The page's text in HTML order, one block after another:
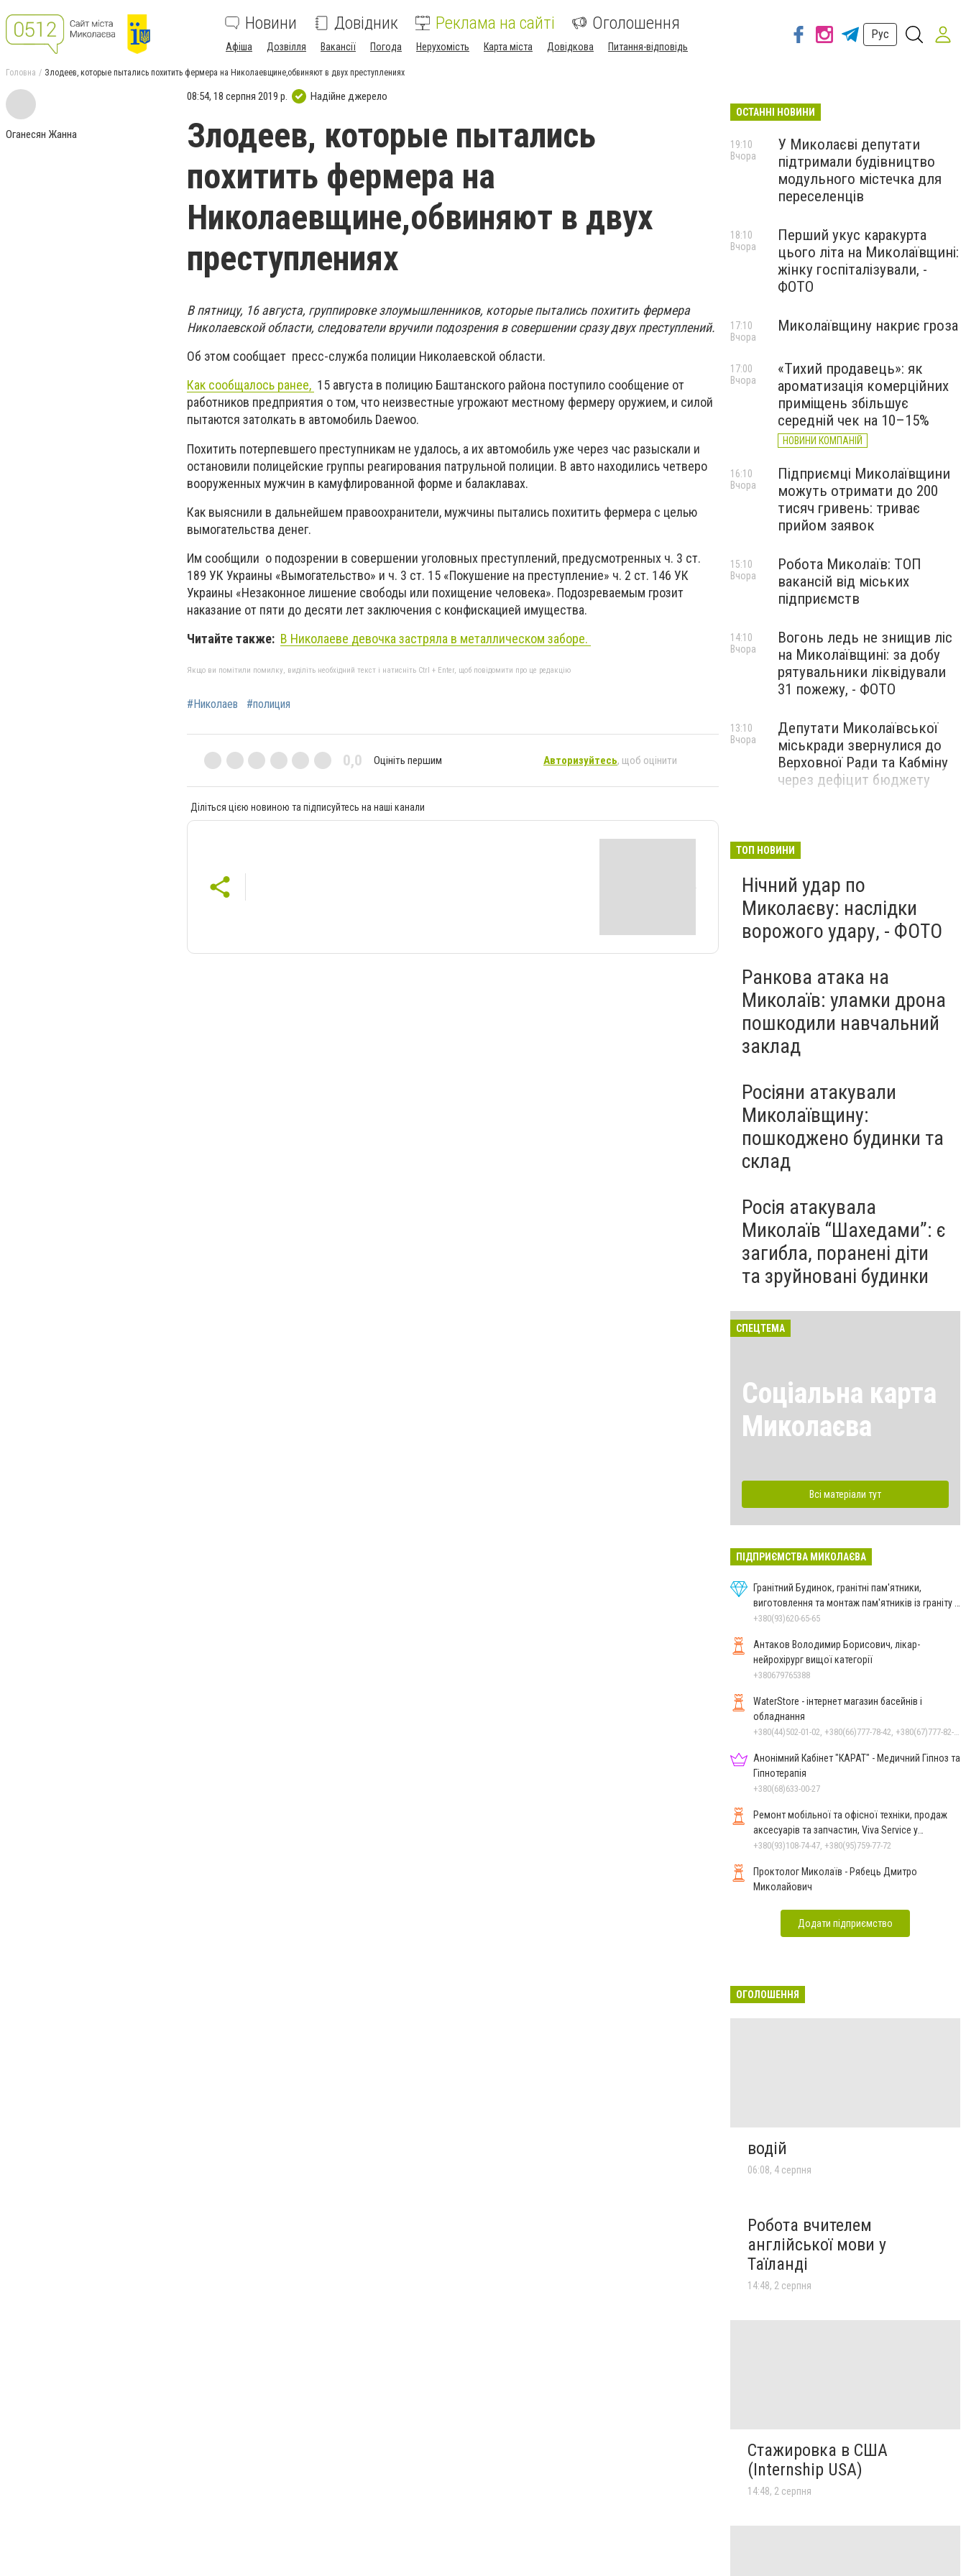
Новини Довідник Реклама на сайті Оголошення
Афіша Дозвілля Вакансії Погода Нерухомість Карта міста Довідкова Питання-відповідь
Рус
Головна Злодеев, которые пытались похитить фермера на Николаевщине,обвиняют в двух преступлениях
Оганесян Жанна
08:54, 18 серпня 2019 р. Надійне джерело
Злодеев, которые пытались
похитить фермера на
Николаевщине,обвиняют в двух
преступлениях
В пятницу, 16 августа, группировке злоумышленников, которые пытались похитить фермера
Николаевской области, следователи вручили подозрения в совершении сразу двух преступлений.
Об этом сообщает пресс-служба полиции Николаевской области.
Как сообщалось ранее, 15 августа в полицию Баштанского района поступило сообщение от
работников предприятия о том, что неизвестные угрожают местному фермеру оружием, и силой
пытаются затолкать в автомобиль Daewoo.
Похитить потерпевшего преступникам не удалось, а их автомобиль уже через час разыскали и
остановили полицейские группы реагирования патрульной полиции. В авто находились четверо
вооруженных мужчин в камуфлированной форме и балаклавах.
Как выяснили в дальнейшем правоохранители, мужчины пытались похитить фермера с целью
вымогательства денег.
Им сообщили о подозрении в совершении уголовных преступлений, предусмотренных ч. 3 ст.
189 УК Украины «Вымогательство» и ч. 3 ст. 15 «Покушение на преступление» ч. 2 ст. 146 УК
Украины «Незаконное лишение свободы или похищение человека». Подозреваемым грозит
наказание от пяти до десяти лет заключения с конфискацией имущества.
Читайте также: В Николаеве девочка застряла в металлическом заборе.
Якщо ви помітили помилку, виділіть необхідний текст і натисніть Ctrl + Enter, щоб повідомити про це редакцію
#Николаев #полиция
0,0 Оцініть першим Авторизуйтесь, щоб оцінити
Діліться цією новиною та підписуйтесь на наші канали
ОСТАННІ НОВИНИ
У Миколаєві депутати
підтримали будівництво
модульного містечка для
переселенців
19:10
Вчора
Перший укус каракурта
цього літа на Миколаївщині:
жінку госпіталізували, -
ФОТО
18:10
Вчора
Миколаївщину накриє гроза
17:10
Вчора
«Тихий продавець»: як
ароматизація комерційних
приміщень збільшує
середній чек на 10–15%
НОВИНИ КОМПАНІЙ
17:00
Вчора
Підприємці Миколаївщини
можуть отримати до 200
тисяч гривень: триває
прийом заявок
16:10
Вчора
Робота Миколаїв: ТОП
вакансій від міських
підприємств
15:10
Вчора
Вогонь ледь не знищив ліс
на Миколаївщині: за добу
рятувальники ліквідували
31 пожежу, - ФОТО
14:10
Вчора
Депутати Миколаївської
міськради звернулися до
Верховної Ради та Кабміну
через дефіцит бюджету
13:10
Вчора
ТОП НОВИНИ
Нічний удар по
Миколаєву: наслідки
ворожого удару, - ФОТО
Ранкова атака на
Миколаїв: уламки дрона
пошкодили навчальний
заклад
Росіяни атакували
Миколаївщину:
пошкоджено будинки та
склад
Росія атакувала
Миколаїв “Шахедами”: є
загибла, поранені діти
та зруйновані будинки
СПЕЦТЕМА
Соціальна карта
Миколаєва
Всі матеріали тут
ПІДПРИЄМСТВА МИКОЛАЄВА
Гранітний Будинок, гранітні пам'ятники,
виготовлення та монтаж пам'ятників із граніту в
Миколаєві
+380(93)620-65-65
Антаков Володимир Борисович, лікар-
нейрохірург вищої категорії
+380679765388
WaterStore - інтернет магазин басейнів і
обладнання
Анонімний Кабінет "КАРАТ" - Медичний Гіпноз та
Гіпнотерапія
+380(68)633-00-27
Ремонт мобільної та офісної техніки, продаж
аксесуарів та запчастин, Viva Service у
Миколаєві
+380(93)108-74-47, +380(95)759-77-72
Проктолог Миколаїв - Рябець Дмитро
Миколайович
Додати підприємство
ОГОЛОШЕННЯ
водій
06:08, 4 серпня
Робота вчителем
англійської мови у
Таїланді
14:48, 2 серпня
Стажировка в США
(Internship USA)
14:48, 2 серпня